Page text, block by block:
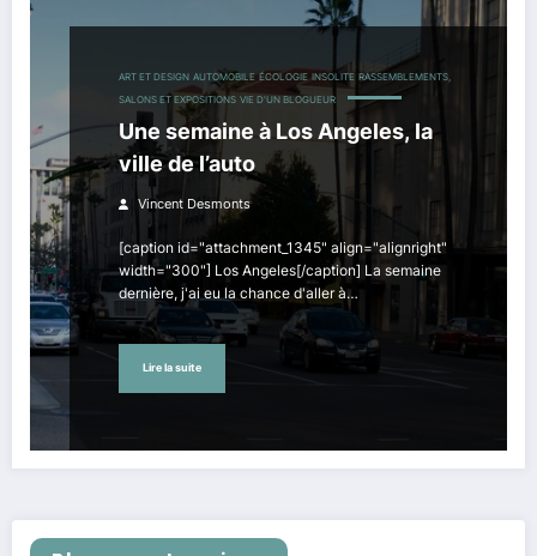
ART ET DESIGN AUTOMOBILE ÉCOLOGIE INSOLITE RASSEMBLEMENTS,
SALONS ET EXPOSITIONS VIE D'UN BLOGUEUR
Une semaine à Los Angeles, la
ville de l’auto
Vincent Desmonts
[caption id="attachment_1345" align="alignright"
width="300"] Los Angeles[/caption] La semaine
dernière, j'ai eu la chance d'aller à…
Lire la suite